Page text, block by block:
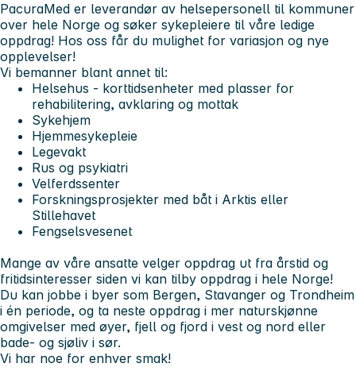
PacuraMed er leverandør av helsepersonell til kommuner
over hele Norge og søker sykepleiere til våre ledige
oppdrag! Hos oss får du mulighet for variasjon og nye
opplevelser!
Vi bemanner blant annet til:
Helsehus - korttidsenheter med plasser for
rehabilitering, avklaring og mottak
Sykehjem
Hjemmesykepleie
Legevakt
Rus og psykiatri
Velferdssenter
Forskningsprosjekter med båt i Arktis eller
Stillehavet
Fengselsvesenet
Mange av våre ansatte velger oppdrag ut fra årstid og
fritidsinteresser siden vi kan tilby oppdrag i hele Norge!
Du kan jobbe i byer som Bergen, Stavanger og Trondheim
i én periode, og ta neste oppdrag i mer naturskjønne
omgivelser med øyer, fjell og fjord i vest og nord eller
bade- og sjøliv i sør.
Vi har noe for enhver smak!